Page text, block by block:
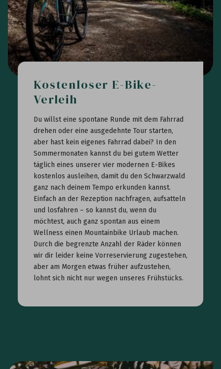
Kostenloser E-Bike-
Verleih
Du willst eine spontane Runde mit dem Fahrrad
drehen oder eine ausgedehnte Tour starten,
aber hast kein eigenes Fahrrad dabei? In den
Sommermonaten kannst du bei gutem Wetter
täglich eines unserer vier modernen E-Bikes
kostenlos ausleihen, damit du den Schwarzwald
ganz nach deinem Tempo erkunden kannst.
Einfach an der Rezeption nachfragen, aufsatteln
und losfahren – so kannst du, wenn du
möchtest, auch ganz spontan aus einem
Wellness einen Mountainbike Urlaub machen.
Durch die begrenzte Anzahl der Räder können
wir dir leider keine Vorreservierung zugestehen,
aber am Morgen etwas früher aufzustehen,
lohnt sich nicht nur wegen unseres Frühstücks.